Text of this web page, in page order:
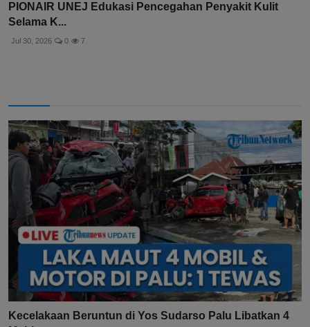
PIONAIR UNEJ Edukasi Pencegahan Penyakit Kulit
Selama K...
Jul 30, 2026 0 7
Kecelakaan Beruntun di Yos Sudarso Palu Libatkan 4